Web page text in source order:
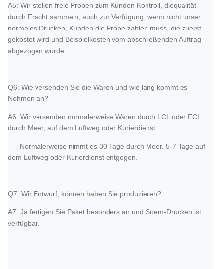
A5: Wir stellen freie Proben zum Kunden Kontroll, diequalität
durch Fracht sammeln, auch zur Verfügung, wenn nicht unser
normales Drucken, Kunden die Probe zahlen muss, die zuerst
gekostet wird und Beispielkosten vom abschließenden Auftrag
abgezogen würde.
Q6: Wie versenden Sie die Waren und wie lang kommt es
Nehmen an?
A6: Wir versenden normalerweise Waren durch LCL oder FCL
durch Meer, auf dem Luftweg oder Kurierdienst.
Normalerweise nimmt es 30 Tage durch Meer, 5-7 Tage auf
dem Luftweg oder Kurierdienst entgegen.
Q7: Wir Entwurf, können haben Sie produzieren?
A7: Ja fertigen Sie Paket besonders an und Soem-Drucken ist
verfügbar.